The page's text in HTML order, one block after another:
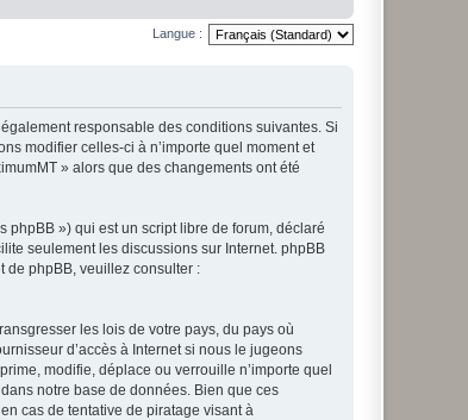
Langue :
responsable des conditions suivantes. Si
modifier celles-ci à n’importe quel moment et
» alors que des changements ont été
phpBB ») qui est un script libre de forum, déclaré
seulement les discussions sur Internet. phpBB
de phpBB, veuillez consulter :
les lois de votre pays, du pays où
d’accès à Internet si nous le jugeons
modifie, déplace ou verrouille n’importe quel
notre base de données. Bien que ces
cas de tentative de piratage visant à